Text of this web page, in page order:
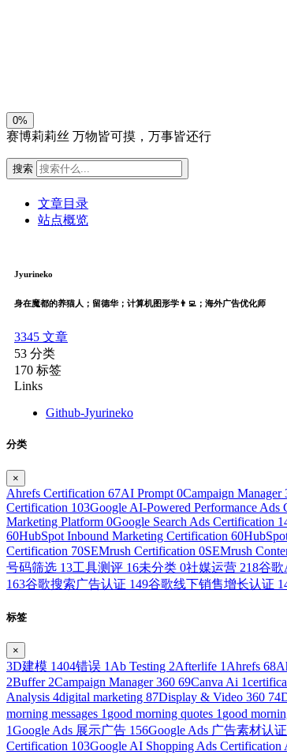
0%
赛博莉莉丝 万物皆可摸，万事皆还行
搜索
文章目录
站点概览
Jyurineko
身在魔都的养猫人；留德华；计算机图形学👨‍💻；海外广告优化师
3345 文章
53 分类
170 标签
Links
Github-Jyurineko
分类
×
Ahrefs Certification 67AI Prompt 0Campaign Manager
Certification 103Google AI-Powered Performance Ads
Marketing Platform 0Google Search Ads Certification
60HubSpot Inbound Marketing Certification 60
Certification 70SEMrush Certification 0SEMrush
号码筛选 13工具测评 16未分类 0社媒运营 218谷歌
163谷歌搜索广告认证 149谷歌线下销售增长认证
标签
×
3D建模 1404错误 1 Ab Testing 2Afterlife 1 Ahrefs 68
2Buffer 2Campaign Manager 360 69Canva Ai 1
Analysis 4digital marketing 87Display & Video 360 74
morning messages 1 good morning quotes 1 good
1Google Ads 展示广告 156Google Ads 广告素材认证
Certification 103Google AI Shopping Ads Certification